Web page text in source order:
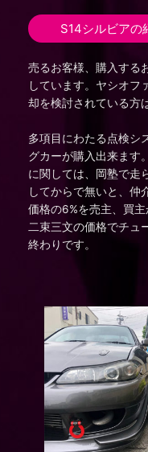
S14シルビアの
売るお客様、購入する
しています。ヤシオフ
却を検討されている方
多項目にわたる点検シ
グカーが購入出来ます
に関しては、岡塾で走
してからで無いと、仲
価格の6%を売主、買主
二束三文の価格でチュ
終わりです。